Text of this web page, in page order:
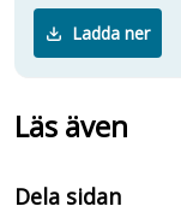
Ladda ner
Läs även
Dela sidan